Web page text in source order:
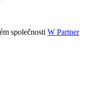
společnosti W Partner